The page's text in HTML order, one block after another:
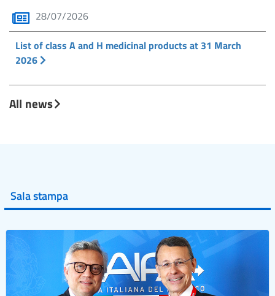
28/07/2026
List of class A and H medicinal products at 31 March
2026
All news
Sala stampa